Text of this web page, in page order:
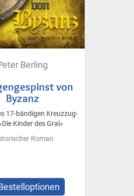
Berling
von
Byzanz
17-bändigen Kreuzzug-
Kinder des Gral«
Roman